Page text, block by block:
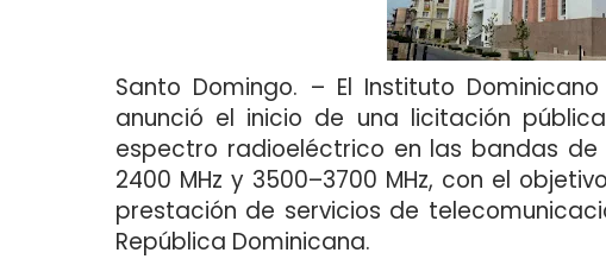
Santo Domingo. – El Instituto
anunció el inicio de una licitación
espectro radioeléctrico en las bandas de
2400 MHz y 3500–3700 MHz, con el
prestación de servicios de
República Dominicana.